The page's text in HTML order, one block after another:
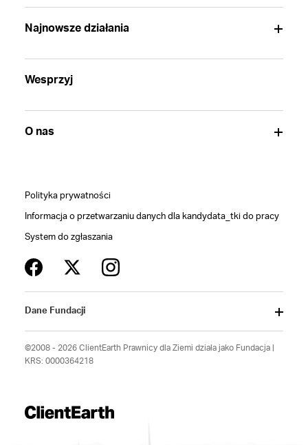
Najnowsze działania
Wesprzyj
O nas
Polityka prywatności
Informacja o przetwarzaniu danych dla kandydata_tki do pracy
System do zgłaszania
Dane Fundacji
©2008 - 2026 ClientEarth Prawnicy dla Ziemi działa jako Fundacja |
KRS: 0000364218